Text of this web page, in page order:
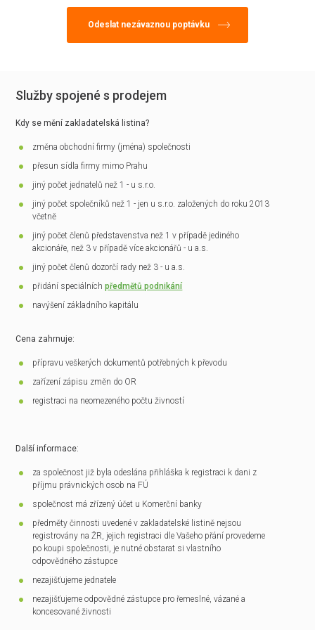
Služby spojené s prodejem
Kdy se mění zakladatelská listina?
změna obchodní firmy (jména) společnosti
přesun sídla firmy mimo Prahu
jiný počet jednatelů než 1 - u s.r.o.
jiný počet společníků než 1 - jen u s.r.o. založených do roku 2013
včetně
jiný počet členů představenstva než 1 v případě jediného
akcionáře, než 3 v případě více akcionářů - u a.s.
jiný počet členů dozorčí rady než 3 - u a.s.
přidání speciálníchpředmětů podnikání
navýšení základního kapitálu
Cena zahrnuje:
přípravu veškerých dokumentů potřebných k převodu
zařízení zápisu změn do OR
registraci na neomezeného počtu živností
Další informace:
za společnost již byla odeslána přihláška k registraci k dani z
příjmu právnických osob na FÚ
společnost má zřízený účet u Komerční banky
předměty činnosti uvedené v zakladatelské listině nejsou
registrovány na ŽR, jejich registraci dle Vašeho přání provedeme
po koupi společnosti, je nutné obstarat si vlastního
odpovědného zástupce
nezajišťujeme jednatele
nezajišťujeme odpovědné zástupce pro řemeslné, vázané a
koncesované živnosti